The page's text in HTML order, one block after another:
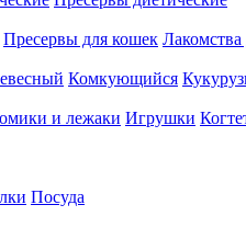
Пресервы для кошек
Комкующийся
и лежаки Игрушки
Посуда